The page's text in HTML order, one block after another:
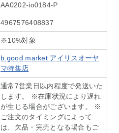
AA0202-io0184-P
4967576408837
※10%対象
b.good market アイリスオーヤ
マ特集店
通常7営業日以内程度で発送いた
します。 ※在庫状況により遅れ
が生じる場合がございます。 ※
ご注文のタイミングによって
は、欠品・完売となる場合もご